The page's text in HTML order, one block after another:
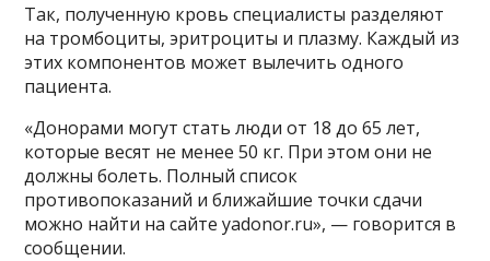
Так, полученную кровь специалисты разделяют
на тромбоциты, эритроциты и плазму. Каждый из
этих компонентов может вылечить одного
пациента.
«Донорами могут стать люди от 18 до 65 лет,
которые весят не менее 50 кг. При этом они не
должны болеть. Полный список
противопоказаний и ближайшие точки сдачи
можно найти на сайте yadonor.ru», — говорится в
сообщении.